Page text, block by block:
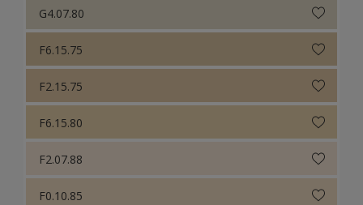
G4.07.80
F6.15.75
F2.15.75
F6.15.80
F2.07.88
F0.10.85